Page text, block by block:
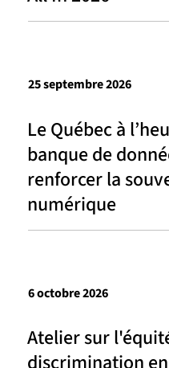
Le Québec à
banque de
renforcer la
numérique
25 septembre 2026
Atelier sur
6 octobre 2026